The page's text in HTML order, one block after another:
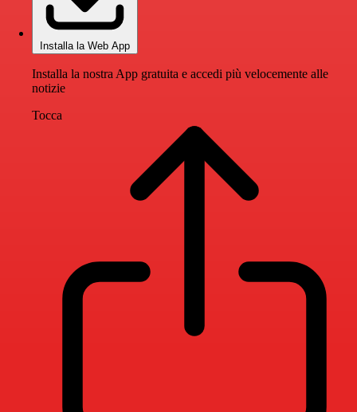
Installa la Web App
Installa la nostra App gratuita e accedi più velocemente alle
notizie
Tocca